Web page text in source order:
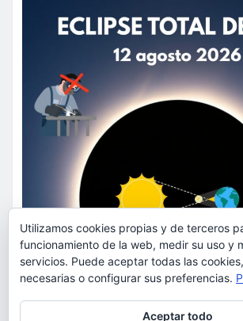
Utilizamos cookies propias y de terceros
funcionamiento de la web, medir su uso y
servicios. Puede aceptar todas las
necesarias o configurar sus preferencias.
Aceptar todo